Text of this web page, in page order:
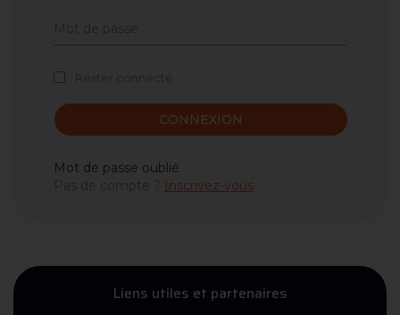
CONNEXION
Mot de passe oublié
Inscrivez-vous
Liens utiles et partenaires